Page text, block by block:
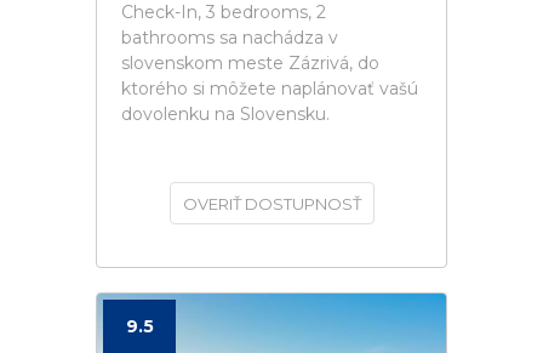
Check-In, 3 bedrooms, 2
bathrooms sa nachádza v
slovenskom meste Zázrivá, do
ktorého si môžete naplánovať vašú
dovolenku na Slovensku.
OVERIŤ DOSTUPNOSŤ
9.5